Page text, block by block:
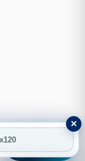
×